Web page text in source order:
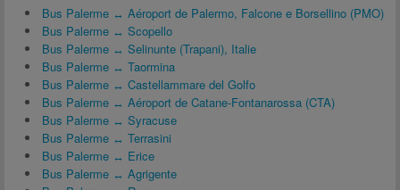
Bus Palerme ↔ Aéroport de Palermo, Falcone e Borsellino (PMO)
Bus Palerme ↔ Scopello
Bus Palerme ↔ Selinunte (Trapani), Italie
Bus Palerme ↔ Taormina
Bus Palerme ↔ Castellammare del Golfo
Bus Palerme ↔ Aéroport de Catane-Fontanarossa (CTA)
Bus Palerme ↔ Syracuse
Bus Palerme ↔ Terrasini
Bus Palerme ↔ Erice
Bus Palerme ↔ Agrigente